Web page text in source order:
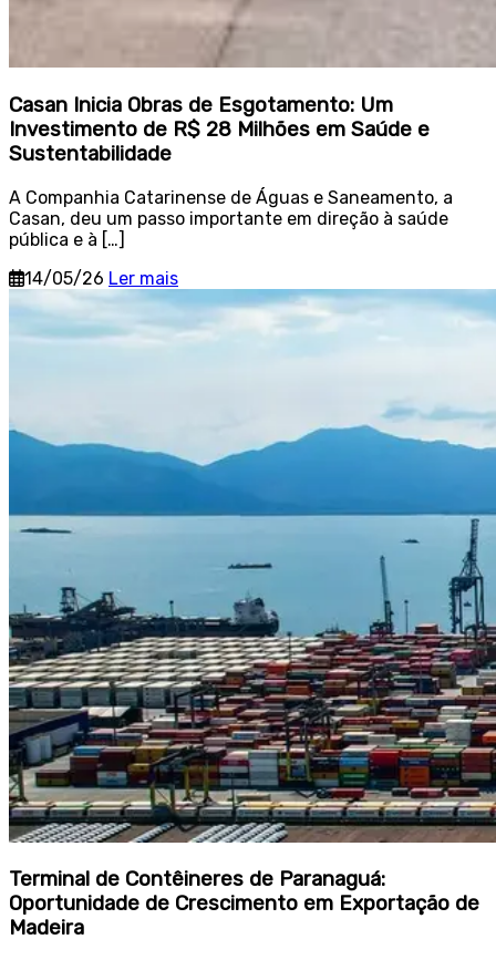
Casan Inicia Obras de Esgotamento: Um
Investimento de R$ 28 Milhões em Saúde e
Sustentabilidade
A Companhia Catarinense de Águas e Saneamento, a
Casan, deu um passo importante em direção à saúde
pública e à […]
14/05/26 Ler mais
Terminal de Contêineres de Paranaguá:
Oportunidade de Crescimento em Exportação de
Madeira